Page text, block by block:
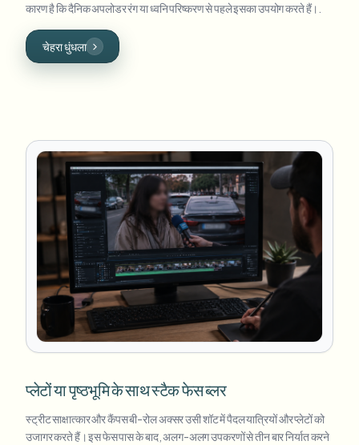
कारण है कि दैनिक अपलोडर रंग या ध्वनि परिष्करण से पहले इसका उपयोग करते हैं।.
चेहरा धुंधला
प्लेटों या पृष्ठभूमि के साथ स्टैक फेस ब्लर
स्ट्रीट साक्षात्कार और कैंपस बी-रोल अक्सर उसी शॉट में पैदल यात्रियों और प्लेटों को
उजागर करते हैं। इस फेस पास के बाद, अलग-अलग उपकरणों से तीन बार निर्यात करने